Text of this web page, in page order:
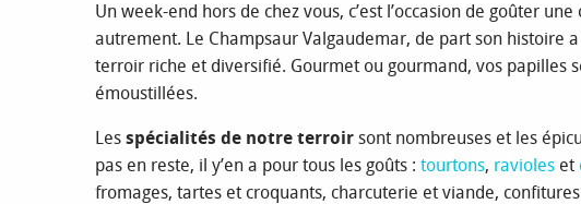
Un week-end hors de chez vous, c’est l’occasion de goûter une
autrement. Le Champsaur Valgaudemar, de part son histoire
terroir riche et diversifié. Gourmet ou gourmand, vos papilles
émoustillées.
Les spécialités de notre terroir sont nombreuses et les
pas en reste, il y’en a pour tous les goûts : tourtons, ravioles et
fromages, tartes et croquants, charcuterie et viande,